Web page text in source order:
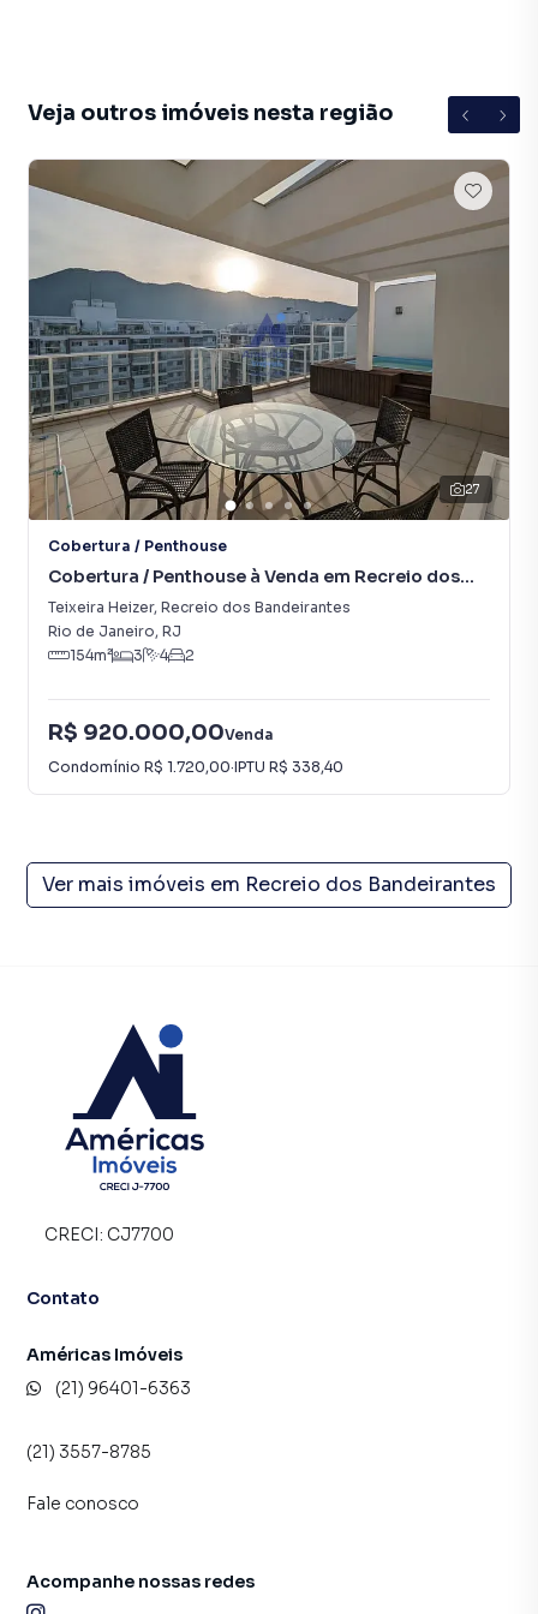
pode ser o seu novo lar!
CJ//7700
Veja outros imóveis nesta região
27
Cobertura / Penthouse
Cobertura / Penthouse à Venda em Recreio dos
Bandeirantes
Teixeira Heizer, Recreio dos Bandeirantes
Rio de Janeiro, RJ
154m² 3 4 2
R$ 920.000,00Venda
Condomínio R$ 1.720,00·IPTU R$ 338,40
Ver mais imóveis em Recreio dos Bandeirantes
CRECI: CJ7700
Contato
Américas Imóveis
(21) 96401-6363
(21) 3557-8785
Fale conosco
Acompanhe nossas redes